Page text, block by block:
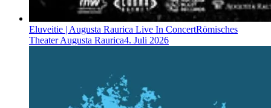
Eluveitie | Augusta Raurica Live In ConcertRömisches
Theater Augusta Raurica4. Juli 2026